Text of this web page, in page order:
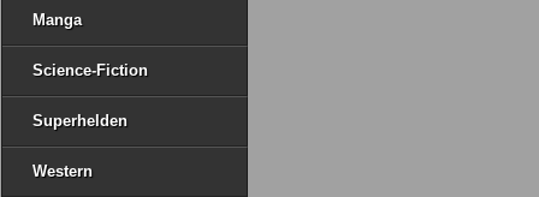
Manga
Science-Fiction
Superhelden
Western